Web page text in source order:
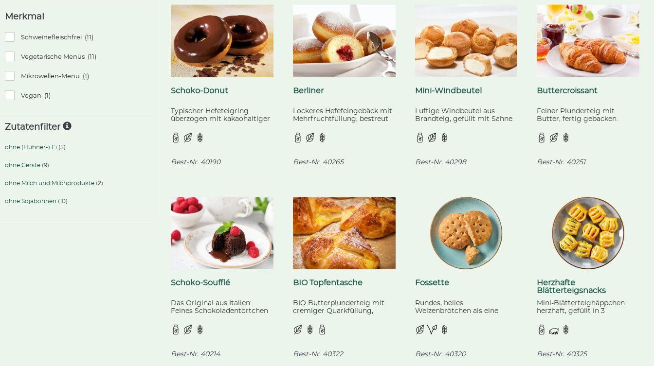
Merkmal
Schweinefleischfrei (11)
Vegetarische Menüs (11)
Mikrowellen-Menü (1)
Vegan (1)
Zutatenfilter
ohne (Hühner-) Ei (5)
ohne Gerste (9)
ohne Milch und Milchprodukte (2)
ohne Sojabohnen (10)
Schoko-Donut
Typischer Hefeteigring
überzogen mit kakaohaltiger
Best-Nr. 40190
Berliner
Lockeres Hefefeingebäck mit
Mehrfruchtfüllung, bestreut
gebacken.
Best-Nr. 40265
Mini-Windbeutel
Luftige Windbeutel aus
Brandteig, gefüllt mit Sahne.
Best-Nr. 40298
Buttercroissant
Feiner Plunderteig mit
Butter, fertig gebacken.
Best-Nr. 40251
Schoko-Soufflé
Das Original aus Italien:
Feines Schokoladentörtchen
Best-Nr. 40214
BIO Topfentasche
BIO Butterplunderteig mit
cremiger Quarkfüllung,
biologischer Landwirtschaft.
Best-Nr. 40322
Fossette
Rundes, helles
Weizenbrötchen als eine
Baguette mit Olivenöl
verfeinert, fertig gebacken.
Best-Nr. 40320
Herzhafte
Blätterteigsnacks
Mini-Blätterteighäppchen
herzhaft, gefüllt in 3
Spinat + Ricotta, Schinken +
Käse und Tomate +
Best-Nr. 40325